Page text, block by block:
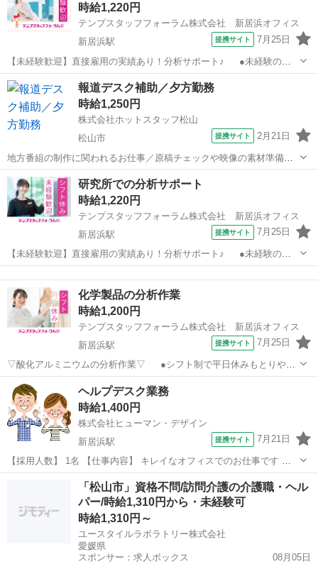
スマホからもOK！ ...時給1,220円
テンプスタッフフォーラム株式会社 新居浜オフィス
新居浜駅
提携サイト 7月25日
【未経験歓迎】直接雇用の実績あり！分析サポート♪ ●未経験の方
や文系の方も歓迎！フォローばっちりで教えてもらえる環境☆ ●ピア
ス髪色ネイル自由♪オシャレを楽しみたい方にもぴったり♪ ●正社員登
用の実績アリ☆長く安...
愛媛 新居浜市 新居浜駅 その他
報道デスク補助／夕方勤務
時給1,250円
株式会社ホットスタッフ松山
松山市
提携サイト 2月21日
地方番組の制作に関われるお仕事／原稿チェックや映像の素材準備な
ど／正社員登用のチャンスあり 【仕事内容】
———————————————————— ◆◆ お仕事内容
愛媛 松山市 その他
研究所での分析サポート
時給1,220円
テンプスタッフフォーラム株式会社 新居浜オフィス
新居浜駅
提携サイト 7月25日
【未経験歓迎】直接雇用の実績あり！分析サポート♪ ●未経験の方
や文系の方も歓迎！フォローばっちりで教えてもらえる環境☆ ●弊社
スタッフ就業中！髪色ネイル自由♪なにかとベンリなシフト制◎ ●正社
員登用の実績アリ☆長...化学製品の分析作業
時給1,200円
テンプスタッフフォーラム株式会社 新居浜オフィス
新居浜駅
提携サイト 7月25日
▽酸化アルミニウムの分析作業▽ ●シフト制で平日休みもとりやす
い♪ ●教育担当者がしっかり教えてくれるので安心です◎ ●未経験の方
もチャレンジOK！経験がある方もスキルや知識を活かせます！
★【WEB面談実施中】おうちで...
愛媛 新居浜駅 その他
ヘルプデスク業務
時給1,400円
株式会社ヒューマン・デザイン
新居浜駅
提携サイト 7月21日
【採用人数】 1名 【仕事内容】 キレイなオフィスでのお仕事です ▽
主に担当していただくお仕事はコチラ▽ *PCのセットアップ(マニュア
ルあり) *システムの異常がないか監視・確認 *電話対応(顧客折衝) ＊長
新居浜市 新居浜駅 その他
「松山市」資格不問/訪問介護の介護職・ヘル
パー/時給1,310円から・未経験可
時給1,310円～
ユースタイルラボラトリー株式会社
愛媛県
スポンサー：求人ボックス
08月05日